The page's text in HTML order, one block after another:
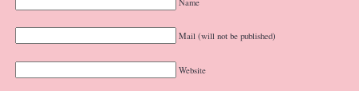
Mail (will not be published)
Website